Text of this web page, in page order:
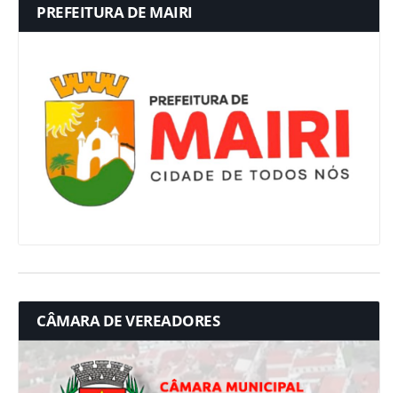
PREFEITURA DE MAIRI
CÂMARA DE VEREADORES